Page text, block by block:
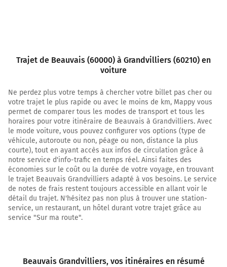
Continuer Rue Jean Racine sur 400 mètres
Tourner à droite sur Boulevard Amyot d'Inville et
continuer sur 350 mètres
Continuer Rue Antoine Caron sur 130 mètres
1,4 km
Continuer Rue de Calais sur 5 mètres
1,5 km
Tourner à gauche sur Rue de Calais et continuer sur 600
mètres
1,5 km
Continuer Rue de Notre-Dame du Thil sur 1,3 kilomètre
Trajet de Beauvais (60000) à Grandvilliers (60210) en
voiture
Ne perdez plus votre temps à chercher votre billet pas cher ou
votre trajet le plus rapide ou avec le moins de km, Mappy vous
permet de comparer tous les modes de transport et tous les
horaires pour votre itinéraire de Beauvais à Grandvilliers. Avec
le mode voiture, vous pouvez configurer vos options (type de
véhicule, autoroute ou non, péage ou non, distance la plus
courte), tout en ayant accès aux infos de circulation grâce à
notre service d'info-trafic en temps réel. Ainsi faites des
économies sur le coût ou la durée de votre voyage, en trouvant
le trajet Beauvais Grandvilliers adapté à vos besoins. Le service
de notes de frais restent toujours accessible en allant voir le
détail du trajet. N'hésitez pas non plus à trouver une station-
service, un restaurant, un hôtel durant votre trajet grâce au
service "Sur ma route".
Beauvais Grandvilliers, vos itinéraires en résumé